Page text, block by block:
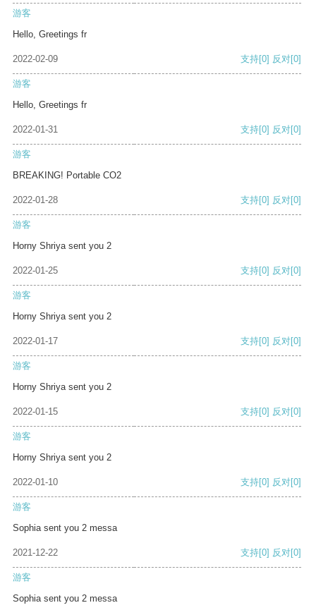
游客
Hello, Greetings fr
2022-02-09 支持[0] 反对[0]
游客
Hello, Greetings fr
2022-01-31 支持[0] 反对[0]
游客
BREAKING! Portable CO2
2022-01-28 支持[0] 反对[0]
游客
Horny Shriya sent you 2
2022-01-25 支持[0] 反对[0]
游客
Horny Shriya sent you 2
2022-01-17 支持[0] 反对[0]
游客
Horny Shriya sent you 2
2022-01-15 支持[0] 反对[0]
游客
Horny Shriya sent you 2
2022-01-10 支持[0] 反对[0]
游客
Sophia sent you 2 messa
2021-12-22 支持[0] 反对[0]
游客
Sophia sent you 2 messa